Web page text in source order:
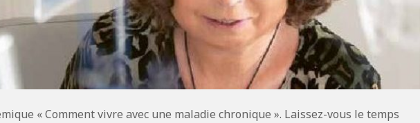
« Comment vivre avec une maladie chronique ». Laissez-vous le temps